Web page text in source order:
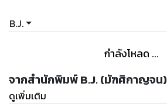
B.J.
กำลังโหลด ...
จากสำนักพิมพ์ B.J. (มัฑศิกาญจน)
ดูเพิ่มเติม